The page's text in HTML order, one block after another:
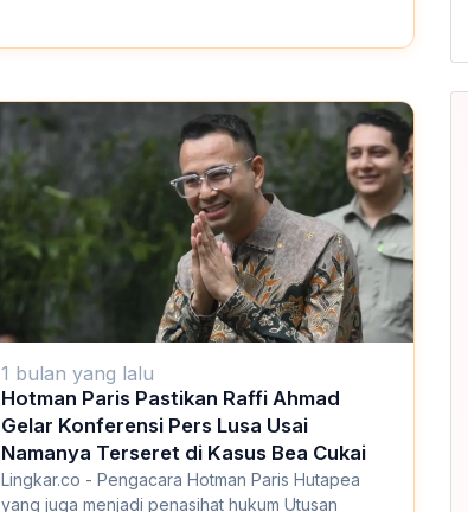
1 bulan yang lalu
Hotman Paris Pastikan Raffi Ahmad
Gelar Konferensi Pers Lusa Usai
Namanya Terseret di Kasus Bea Cukai
Lingkar.co - Pengacara Hotman Paris Hutapea
yang juga menjadi penasihat hukum Utusan